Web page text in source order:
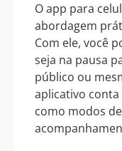
O app para
abordagem
Com ele, você
seja na pausa
público ou
aplicativo
como modos